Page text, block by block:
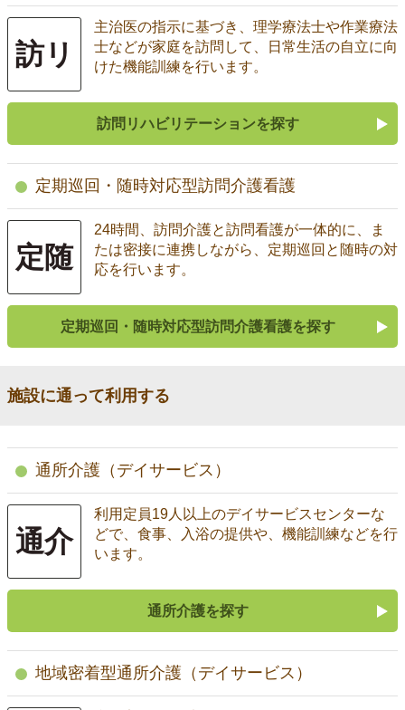
訪リ
主治医の指示に基づき、理学療法士や作業療法
士などが家庭を訪問して、日常生活の自立に向
けた機能訓練を行います。
訪問リハビリテーションを探す
定期巡回・随時対応型訪問介護看護
定随
24時間、訪問介護と訪問看護が一体的に、ま
たは密接に連携しながら、定期巡回と随時の対
応を行います。
定期巡回・随時対応型訪問介護看護を探す
施設に通って利用する
通所介護（デイサービス）
通介
利用定員19人以上のデイサービスセンターな
どで、食事、入浴の提供や、機能訓練などを行
います。
通所介護を探す
地域密着型通所介護（デイサービス）